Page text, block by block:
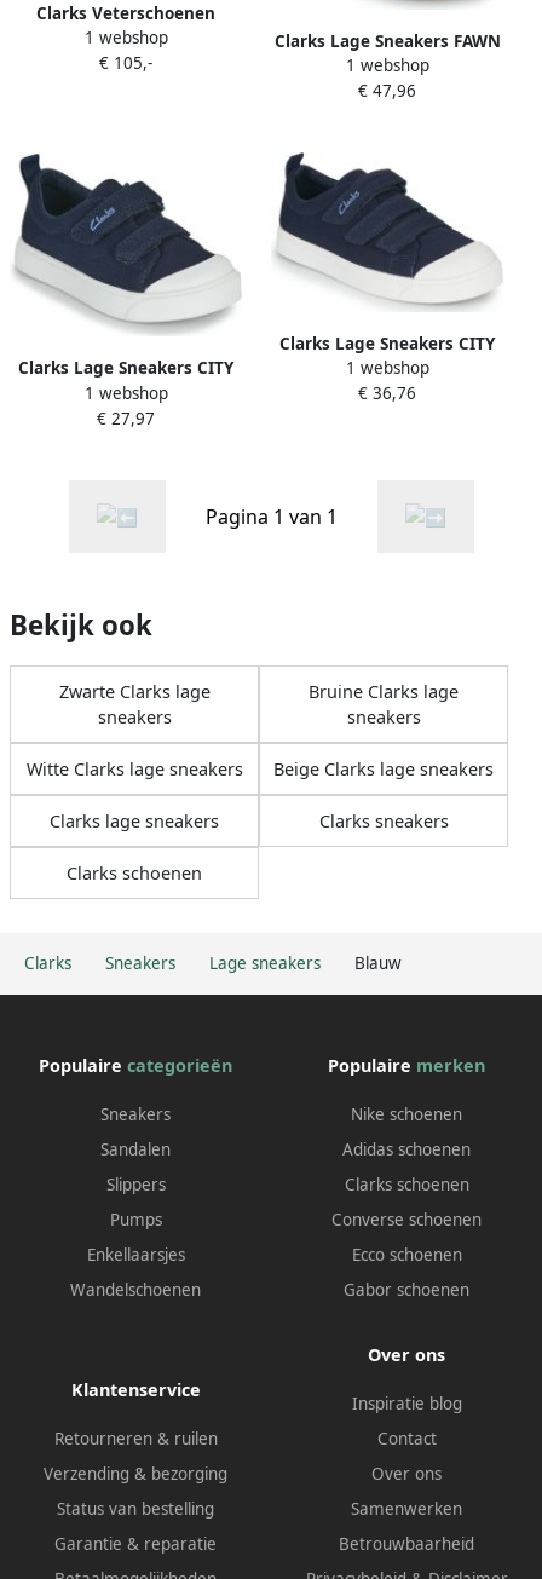
Clarks Sneakers Lage sneakers Blauw
Clarks Veterschoenen
COURTLITE-W met
modieuze mocassinnaad
1 webshop
€ 105,-
Clarks Lage Sneakers FAWN
SOLO K
1 webshop
€ 47,96
Clarks Lage Sneakers CITY
BRIGHT T
1 webshop
€ 27,97
Clarks Lage Sneakers CITY
VIBE K
1 webshop
€ 36,76
Pagina 1 van 1
Bekijk ook
Zwarte Clarks lage
sneakers
Bruine Clarks lage
sneakers
Witte Clarks lage sneakers Beige Clarks lage sneakers
Clarks lage sneakers Clarks sneakers
Clarks schoenen
Populaire categorieën
Sneakers
Sandalen
Slippers
Pumps
Enkellaarsjes
Wandelschoenen
Populaire merken
Nike schoenen
Adidas schoenen
Clarks schoenen
Converse schoenen
Ecco schoenen
Gabor schoenen
Klantenservice
Retourneren & ruilen
Verzending & bezorging
Status van bestelling
Garantie & reparatie
Over ons
Inspiratie blog
Contact
Over ons
Samenwerken
Betrouwbaarheid